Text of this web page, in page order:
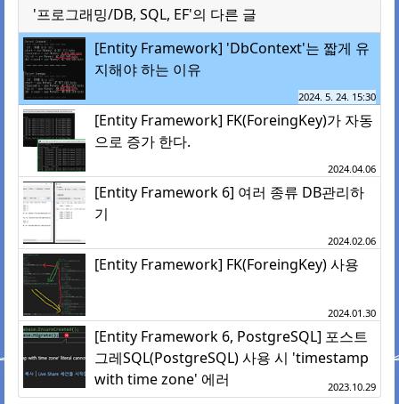
'프로그래밍/DB, SQL, EF'의 다른 글
[Entity Framework] 'DbContext'는 짧게 유
지해야 하는 이유
2024. 5. 24. 15:30
[Entity Framework] FK(ForeingKey)가 자동
으로 증가 한다.
2024.04.06
[Entity Framework 6] 여러 종류 DB관리하
기
2024.02.06
[Entity Framework] FK(ForeingKey) 사용
2024.01.30
[Entity Framework 6, PostgreSQL] 포스트
그레SQL(PostgreSQL) 사용 시 'timestamp
with time zone' 에러
2023.10.29